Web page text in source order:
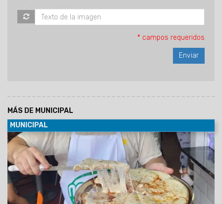
* campos requeridos
MÁS DE MUNICIPAL
MUNICIPAL
08/08/2026
Empanadas, tamales, humitas, locro, pizzas,
milanesas, minutas y muchas otras especialidades forman
parte de una amplia oferta de comidas caseras que invita a
salteños y turistas a disfrutar de los sabores de siempre a
precios accesibles.